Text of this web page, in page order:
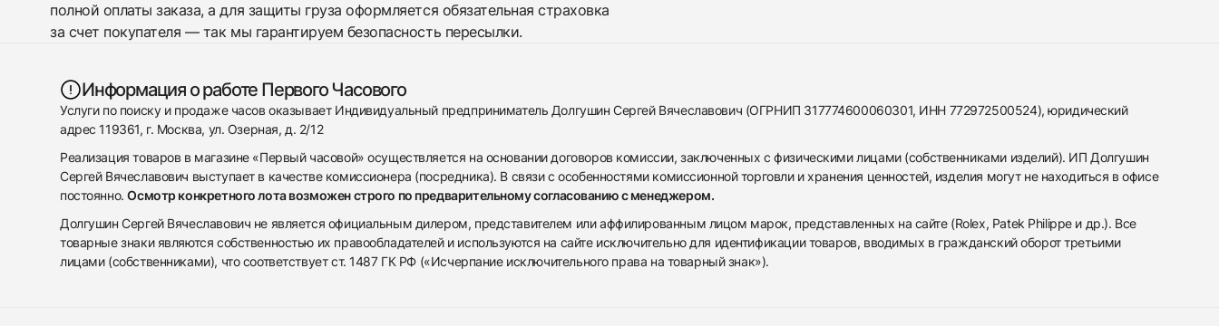
полной оплаты заказа, а для защиты груза оформляется обязательная страховка
за счет покупателя — так мы гарантируем безопасность пересылки.
Информация о работе Первого Часового
Услуги по поиску и продаже часов оказывает Индивидуальный предприниматель Долгушин Сергей Вячеславович (ОГРНИП 317774600060301, ИНН 772972500524), юридический
адрес 119361, г. Москва, ул. Озерная, д. 2/12
Реализация товаров в магазине «Первый часовой» осуществляется на основании договоров комиссии, заключенных с физическими лицами (собственниками изделий). ИП Долгушин
Сергей Вячеславович выступает в качестве комиссионера (посредника). В связи с особенностями комиссионной торговли и хранения ценностей, изделия могут не находиться в офисе
постоянно.Осмотр конкретного лота возможен строго по предварительному согласованию с менеджером.
Долгушин Сергей Вячеславович не является официальным дилером, представителем или аффилированным лицом марок, представленных на сайте (Rolex, Patek Philippe и др.). Все
товарные знаки являются собственностью их правообладателей и используются на сайте исключительно для идентификации товаров, вводимых в гражданский оборот третьими
лицами (собственниками), что соответствует ст. 1487 ГК РФ («Исчерпание исключительного права на товарный знак»).